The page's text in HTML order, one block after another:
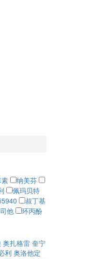
纳美芬
佩玛贝特
叔丁基
他
环丙酚
奥扎格雷 奎宁
利 奥洛他定